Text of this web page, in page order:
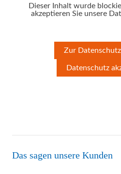
Dieser Inhalt wurde
akzeptieren Sie unsere
Zur
Datenschutz
Das sagen unsere Kunden